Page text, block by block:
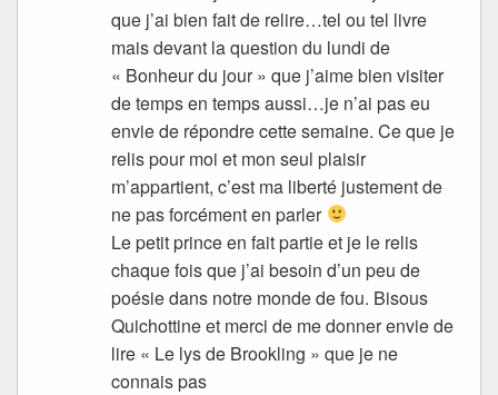
que j’ai bien fait de relire…tel ou tel livre
mais devant la question du lundi de
« Bonheur du jour » que j’aime bien visiter
de temps en temps aussi…je n’ai pas eu
envie de répondre cette semaine. Ce que je
relis pour moi et mon seul plaisir
m’appartient, c’est ma liberté justement de
ne pas forcément en parler
Le petit prince en fait partie et je le relis
chaque fois que j’ai besoin d’un peu de
poésie dans notre monde de fou. Bisous
Quichottine et merci de me donner envie de
lire « Le lys de Brookling » que je ne
connais pas